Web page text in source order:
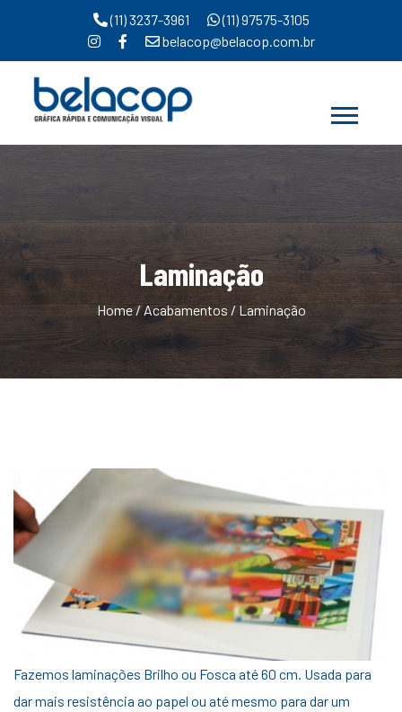
(11) 3237-3961
(11) 97575-3105
belacop@belacop.com.br
Laminação
Home/Acabamentos/ Laminação
Fazemos laminações Brilho ou Fosca até 60 cm. Usada para
dar mais resistência ao papel ou até mesmo para dar um